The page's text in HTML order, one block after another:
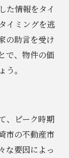
た情報をタイ
イミングを逃
の助言を受け
で、物件の価
。
、ピーク時期
市の不動産市
な要因によっ